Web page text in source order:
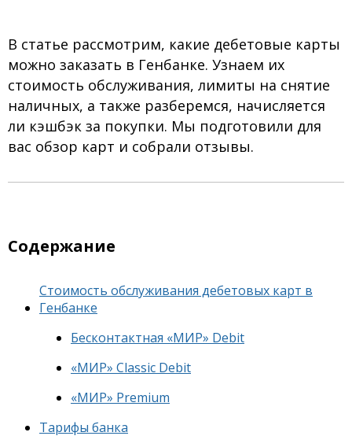
В статье рассмотрим, какие дебетовые карты
можно заказать в Генбанке. Узнаем их
стоимость обслуживания, лимиты на снятие
наличных, а также разберемся, начисляется
ли кэшбэк за покупки. Мы подготовили для
вас обзор карт и собрали отзывы.
Содержание
Стоимость обслуживания дебетовых карт в
Генбанке
Бесконтактная «МИР» Debit
«МИР» Classic Debit
«МИР» Premium
Тарифы банка